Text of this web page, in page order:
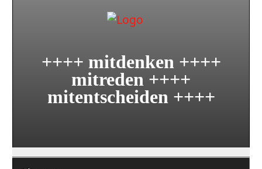
++++ mitdenken ++++
mitreden ++++
mitentscheiden ++++